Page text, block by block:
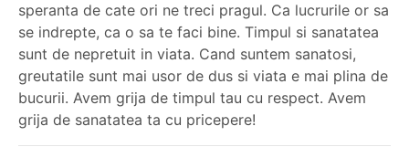
speranta de cate ori ne treci pragul. Ca lucrurile or sa
se indrepte, ca o sa te faci bine. Timpul si sanatatea
sunt de nepretuit in viata. Cand suntem sanatosi,
greutatile sunt mai usor de dus si viata e mai plina de
bucurii. Avem grija de timpul tau cu respect. Avem
grija de sanatatea ta cu pricepere!